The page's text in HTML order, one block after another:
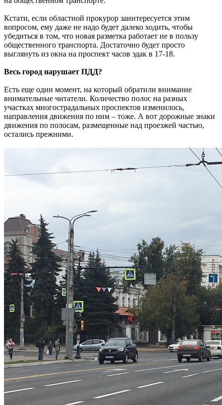
Кстати, если областной прокурор заинтересуется этим
вопросом, ему даже не надо будет далеко ходить, чтобы
убедиться в том, что новая разметка работает не в пользу
общественного транспорта. Достаточно будет просто
выглянуть из окна на проспект часов эдак в 17-18.
Весь город нарушает ПДД?
Есть еще один момент, на который обратили внимание
внимательные читатели. Количество полос на разных
участках многострадальных проспектов изменилось,
направления движения по ним – тоже. А вот дорожные знаки
движения по полосам, размещенные над проезжей частью,
остались прежними.